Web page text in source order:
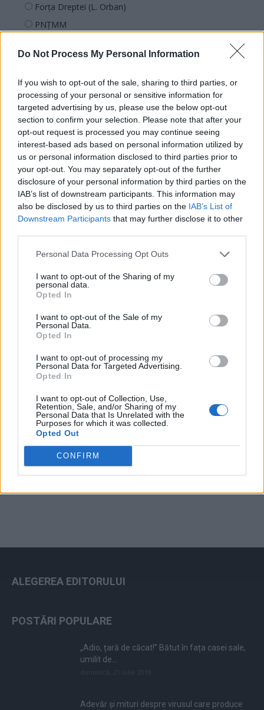
Do Not Process My Personal Information
If you wish to opt-out of the sale, sharing to third parties, or
processing of your personal or sensitive information for
targeted advertising by us, please use the below opt-out
section to confirm your selection. Please note that after your
opt-out request is processed you may continue seeing
interest-based ads based on personal information utilized by
us or personal information disclosed to third parties prior to
your opt-out. You may separately opt-out of the further
disclosure of your personal information by third parties on the
IAB’s list of downstream participants. This information may
also be disclosed by us to third parties on the IAB’s List of
Downstream Participants that may further disclose it to other
Personal Data Processing Opt Outs
I want to opt-out of the Sharing of my
personal data.
Opted In
I want to opt-out of the Sale of my
Personal Data.
Opted In
I want to opt-out of processing my
Personal Data for Targeted Advertising.
Opted In
I want to opt-out of Collection, Use,
Retention, Sale, and/or Sharing of my
Personal Data that Is Unrelated with the
Purposes for which it was collected.
Opted Out
CONFIRM
Forța Dreptei (L. Orban)
PNȚMM
SENS
SOS (Șoșoacă)
POT (Gavrilă)
PACE (Peia)
Acțiunea Conservatoare (Târziu)
PDF (Lazarus)
PUSL (D. Voiculescu)
PNȚCD (Pavelescu)
PNCR (Terheș)
Partidul Patrioților (Surugiu)
FAR (Coarnă)
România pe Primul Loc (Ponta)
Altul
Arată rezultatele
ad
ALEGEREA EDITORULUI
POSTĂRI POPULARE
„Adio, țară de căcat!” Bătut în fața casei sale,
umilit de...
Adevăr și mituri despre virusul care produce